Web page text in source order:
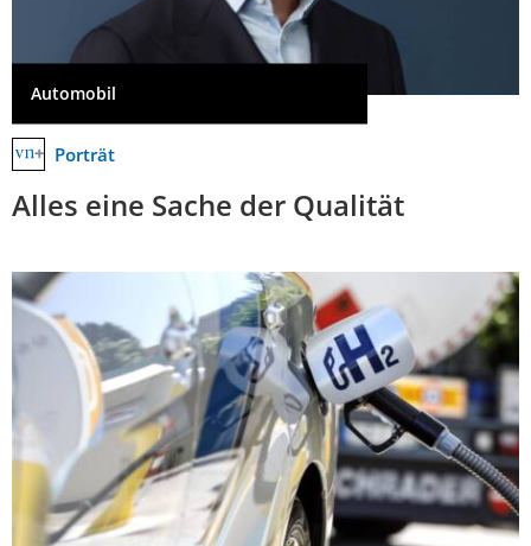
Automobil
Porträt
Alles eine Sache der Qualität